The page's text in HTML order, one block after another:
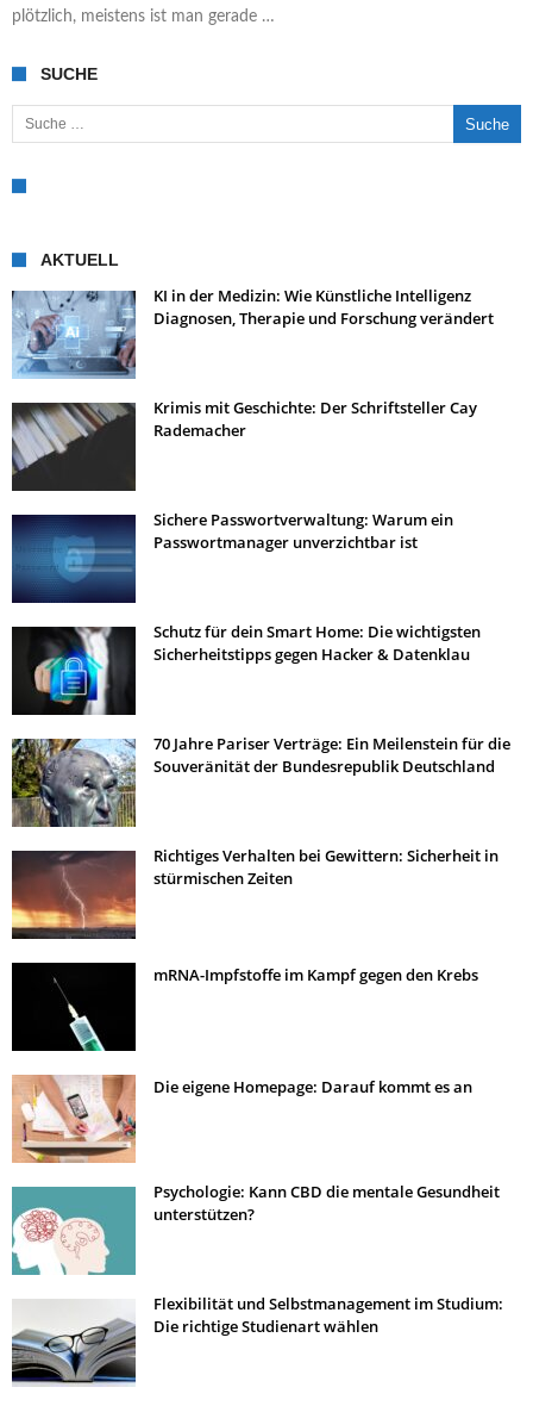
plötzlich, meistens ist man gerade …
SUCHE
Suche nach:
AKTUELL
KI in der Medizin: Wie Künstliche Intelligenz
Diagnosen, Therapie und Forschung verändert
Krimis mit Geschichte: Der Schriftsteller Cay
Rademacher
Sichere Passwortverwaltung: Warum ein
Passwortmanager unverzichtbar ist
Schutz für dein Smart Home: Die wichtigsten
Sicherheitstipps gegen Hacker & Datenklau
70 Jahre Pariser Verträge: Ein Meilenstein für die
Souveränität der Bundesrepublik Deutschland
Richtiges Verhalten bei Gewittern: Sicherheit in
stürmischen Zeiten
mRNA-Impfstoffe im Kampf gegen den Krebs
Die eigene Homepage: Darauf kommt es an
Psychologie: Kann CBD die mentale Gesundheit
unterstützen?
Flexibilität und Selbstmanagement im Studium:
Die richtige Studienart wählen